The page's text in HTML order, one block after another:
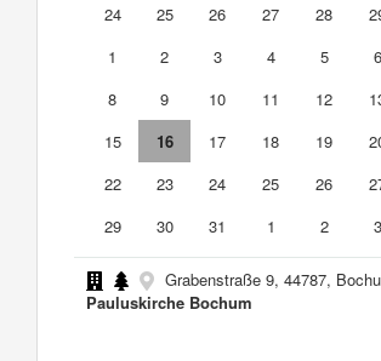
24
25 26 27 28
1
2 3 4 5 6
8
9 10 11 12
15
16 17 18 19
22
23 24 25 26
29
30 31 1 2 3
Grabenstraße 9, 44787,
Pauluskirche Bochum